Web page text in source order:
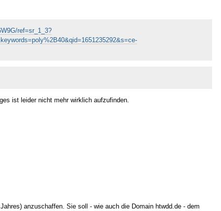
ref=sr_1_3?
ist leider nicht mehr wirklich aufzufinden.
anzuschaffen. Sie soll - wie auch die Domain htwdd.de - dem